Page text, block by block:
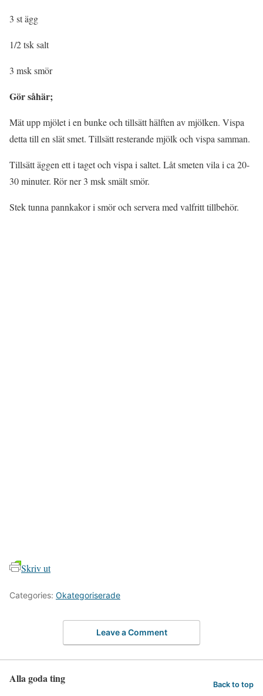
3 st ägg
1/2 tsk salt
3 msk smör
Gör såhär;
Mät upp mjölet i en bunke och tillsätt hälften av mjölken. Vispa
detta till en slät smet. Tillsätt resterande mjölk och vispa samman.
Tillsätt äggen ett i taget och vispa i saltet. Låt smeten vila i ca 20-
30 minuter. Rör ner 3 msk smält smör.
Stek tunna pannkakor i smör och servera med valfritt tillbehör.
Skriv ut
Categories: Okategoriserade
Leave a Comment
Alla goda ting Back to top